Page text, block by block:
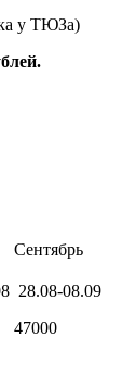
у ТЮЗа)
Сентябрь
28.08-08.09
47000